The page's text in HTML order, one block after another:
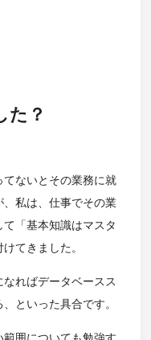
た？
ないとその業務に就
私は、仕事でその業
「基本知識はマスタ
てきました。
ればデータベースス
といった具合です。
囲についても勉強す